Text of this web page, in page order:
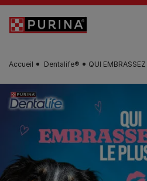
Skip to main content
Accueil Dentalife® QUI